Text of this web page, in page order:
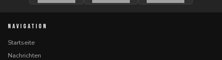
NAVIGATION
Startseite
Nachrichten